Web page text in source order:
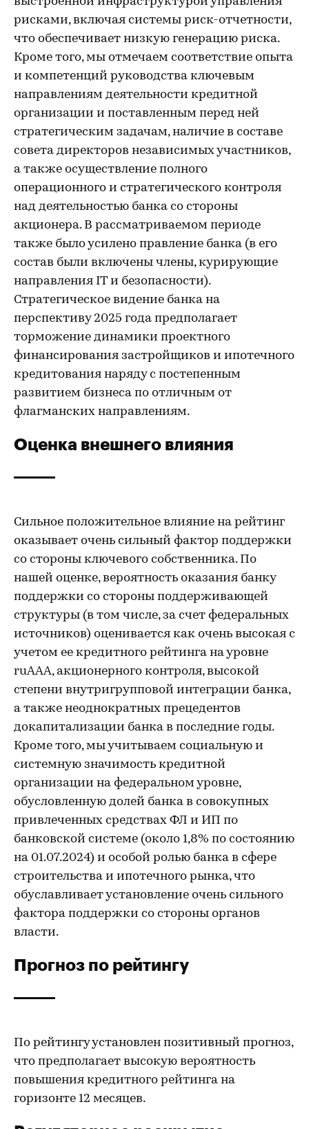
рисками, включая системы риск-отчетности,
что обеспечивает низкую генерацию риска.
Кроме того, мы отмечаем соответствие опыта
и компетенций руководства ключевым
направлениям деятельности кредитной
организации и поставленным перед ней
стратегическим задачам, наличие в составе
совета директоров независимых участников,
а также осуществление полного
операционного и стратегического контроля
над деятельностью банка со стороны
акционера. В рассматриваемом периоде
также было усилено правление банка (в его
состав были включены члены, курирующие
направления IT и безопасности).
Стратегическое видение банка на
перспективу 2025 года предполагает
торможение динамики проектного
финансирования застройщиков и ипотечного
кредитования наряду с постепенным
развитием бизнеса по отличным от
флагманских направлениям.
Оценка внешнего влияния
Сильное положительное влияние на рейтинг
оказывает очень сильный фактор поддержки
со стороны ключевого собственника. По
нашей оценке, вероятность оказания банку
поддержки со стороны поддерживающей
структуры (в том числе, за счет федеральных
источников) оценивается как очень высокая с
учетом ее кредитного рейтинга на уровне
ruAAA, акционерного контроля, высокой
степени внутригрупповой интеграции банка,
а также неоднократных прецедентов
докапитализации банка в последние годы.
Кроме того, мы учитываем социальную и
системную значимость кредитной
организации на федеральном уровне,
обусловленную долей банка в совокупных
привлеченных средствах ФЛ и ИП по
банковской системе (около 1,8% по состоянию
на 01.07.2024) и особой ролью банка в сфере
строительства и ипотечного рынка, что
обуславливает установление очень сильного
фактора поддержки со стороны органов
власти.
Прогноз по рейтингу
По рейтингу установлен позитивный прогноз,
что предполагает высокую вероятность
повышения кредитного рейтинга на
горизонте 12 месяцев.